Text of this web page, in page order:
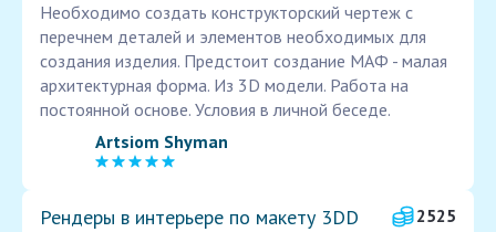
Необходимо создать конструкторский чертеж с
перечнем деталей и элементов необходимых для
создания изделия. Предстоит создание МАФ - малая
архитектурная форма. Из 3D модели. Работа на
постоянной основе. Условия в личной беседе.
Artsiom Shyman
Рендеры в интерьере по макету 3DD
2525